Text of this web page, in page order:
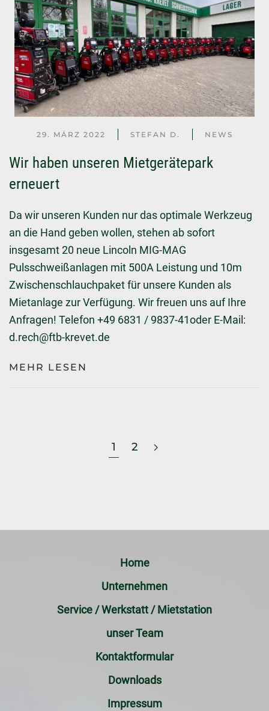
29. MÄRZ 2022 STEFAN D. NEWS
Wir haben unseren Mietgerätepark
erneuert
Da wir unseren Kunden nur das optimale Werkzeug
an die Hand geben wollen, stehen ab sofort
insgesamt 20 neue Lincoln MIG-MAG
Pulsschweißanlagen mit 500A Leistung und 10m
Zwischenschlauchpaket für unsere Kunden als
Mietanlage zur Verfügung. Wir freuen uns auf Ihre
Anfragen! Telefon +49 6831 / 9837-41oder E-Mail:
d.rech@ftb-krevet.de
MEHR LESEN
1 2
Home
Unternehmen
Service / Werkstatt / Mietstation
unser Team
Kontaktformular
Downloads
Impressum